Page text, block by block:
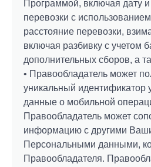
Программой, включая дату
перевозки с
расстояние перевозки,
включая разбивку с учетом
дополнительных сборов, а
• Правообладатель может
уникальный идентификатор
данные о мобильной
Правообладатель может
информацию с другими
Персональными данными,
Правообладателя.